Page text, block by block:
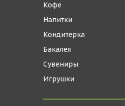
Кофе
Напитки
Кондитерка
Бакалея
Сувениры
Игрушки